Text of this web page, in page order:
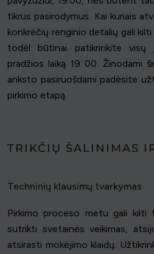
tikrus pasirodymus. Kai kuriais
konkrečių renginio detalių gali
todėl būtinai patikrinkite visų
pradžios laiką 19 00. Žinodami
anksto pasiruošdami padėsite
pirkimo etapą.
TRIKČIŲ ŠALINIMAS
Techninių klausimų tvarkymas
Pirkimo proceso metu gali kilti
sutrikti svetainės veikimas,
atsirasti mokėjimo klaidų.